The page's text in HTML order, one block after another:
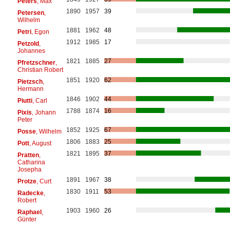
Petersen,
Wilhelm
1890 1957 39
Petri, Egon 1881 1962
48
Petzold,
Johannes
1912 1985 17
Pfretzschner,
Christian Robert
1821 1885 27
Pietzsch,
Hermann
1851 1920 62
Piutti, Carl 1846 1902
44
Pixis , Johann
Peter
1788 1874 16
Posse, Wilhelm 1852 1925
67
Pott, August 1806 1883
25
Pratten,
Catharina
Josepha
1821 1895 37
Protze, Curt 1891 1967
38
Radecke,
Robert
1830 1911 53
Raphael,
Günter
1903 1960 26